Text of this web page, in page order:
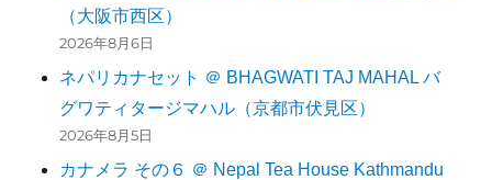
（大阪市西区）
2026年8月6日
ネパリカナセット ＠ BHAGWATI TAJ MAHAL バ
グワティタージマハル（京都市伏見区）
2026年8月5日
カナメラ その６ ＠ Nepal Tea House Kathmandu